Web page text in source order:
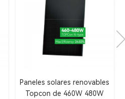
Panel solar TOPCON de
alta eficiencia fotovoltaica